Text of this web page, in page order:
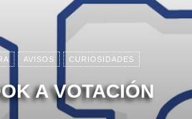
AVISOS CURIOSIDADES
A VOTACIÓN